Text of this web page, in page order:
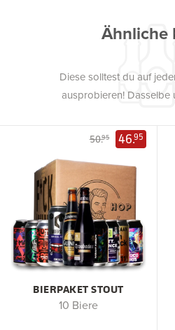
Ähnliche
Diese solltest du auf
ausprobieren! Dasselbe
50.95 46.95
BIERPAKET STOUT
10 Biere